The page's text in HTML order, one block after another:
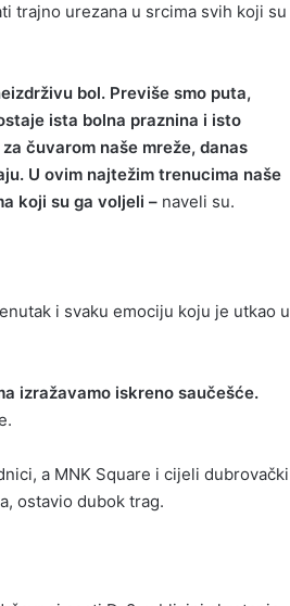
trajno urezana u srcima svih koji su
bol. Previše smo puta,
ista bolna praznina i isto
čuvarom naše mreže, danas
U ovim najtežim trenucima naše
koji su ga voljeli – naveli su.
i svaku emociju koju je utkao u
izražavamo iskreno saučešće.
a MNK Square i cijeli dubrovački
ostavio dubok trag.